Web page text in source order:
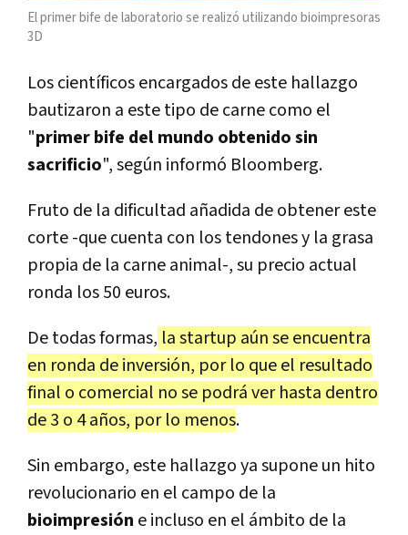
El primer bife de laboratorio se realizó utilizando bioimpresoras
3D
Los científicos encargados de este hallazgo
bautizaron a este tipo de carne como el
"primer bife del mundo obtenido sin
sacrificio", según informó Bloomberg.
Fruto de la dificultad añadida de obtener este
corte -que cuenta con los tendones y la grasa
propia de la carne animal-, su precio actual
ronda los 50 euros.
De todas formas, la startup aún se encuentra
en ronda de inversión, por lo que el resultado
final o comercial no se podrá ver hasta dentro
de 3 o 4 años, por lo menos.
Sin embargo, este hallazgo ya supone un hito
revolucionario en el campo de la
bioimpresión e incluso en el ámbito de la